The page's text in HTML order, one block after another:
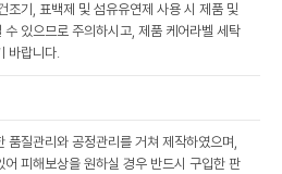
조기, 표백제 및 섬유유연제 사용 시 제품 및
수 있으므로 주의하시고, 제품 케어라벨 세탁
바랍니다.
품질관리와 공정관리를 거쳐 제작하였으며,
어 피해보상을 원하실 경우 반드시 구입한 판